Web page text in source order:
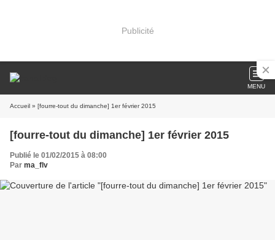
Publicité
MENU
Accueil » [fourre-tout du dimanche] 1er février 2015
[fourre-tout du dimanche] 1er février 2015
Publié le 01/02/2015 à 08:00
Par ma_flv